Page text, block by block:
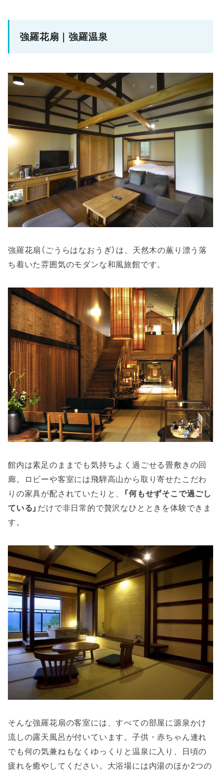
強羅花扇｜強羅温泉
強羅花扇（ごうらはなおうぎ）は、天然木の薫り漂う落
ち着いた雰囲気のモダンな和風旅館です。
館内は素足のままでも気持ちよく過ごせる畳敷きの回
廊。ロビーや客室には飛騨高山から取り寄せたこだわ
りの家具が配されていたりと、
「何もせずそこで過ごし
ている」 だけで非日常的で贅沢なひとときを体験できま
す。
そんな強羅花扇の客室には、すべての部屋に源泉かけ
流しの露天風呂が付いています。子供・赤ちゃん連れ
でも何の気兼ねもなくゆっくりと温泉に入り、日頃の
疲れを癒やしてください。大浴場には内湯のほか2つの